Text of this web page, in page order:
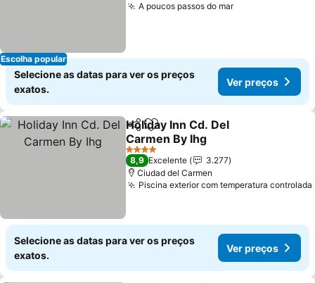
Escolha popular
A poucos passos do marVer preços
Selecione as datas para ver os preços
exatos.
Ver preços
PartilharAdicionar aos favoritos
Holiday Inn Cd. Del
Carmen By Ihg
Ver preços
4 Estrelas
8,9 Excelente
3.277
Ciudad del Carmen
Piscina exterior com temperatura controlada
Selecione as datas para ver os preços
exatos.
Ver preços